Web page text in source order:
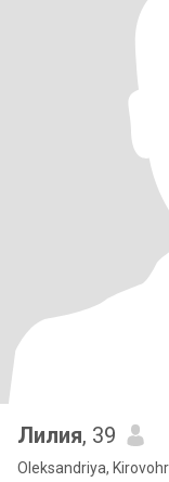
Лилия, 39
Oleksandriya,